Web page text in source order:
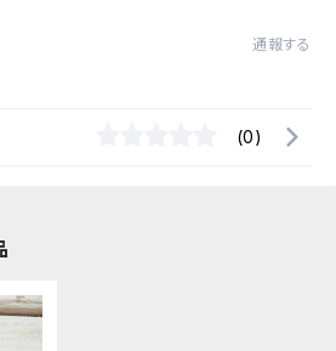
通報する
(0)